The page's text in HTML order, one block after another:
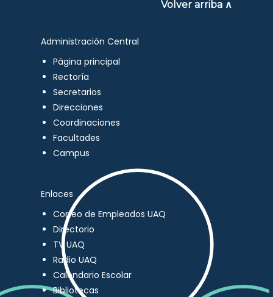
Volver arriba ∧
Administración Central
Página principal
Rectoría
Secretarios
Direcciones
Coordinaciones
Facultades
Campus
Enlaces
Correo de Empleados UAQ
Directorio
TV UAQ
Radio UAQ
Calendario Escolar
Bibliotecas